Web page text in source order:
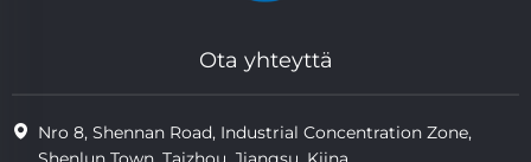
Ota yhteyttä
Nro 8, Shennan Road, Industrial Concentration Zone,